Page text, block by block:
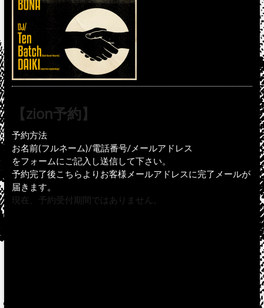
【zion予約】
予約方法
お名前(フルネーム)/電話番号/メールアドレス
をフォームにご記入し送信して下さい。
予約完了後こちらよりお客様メールアドレスに完了メールが
届きます。
現在、予約受付期間ではありません。